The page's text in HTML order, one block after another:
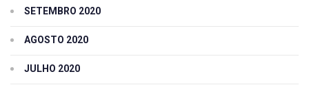
SETEMBRO 2020
AGOSTO 2020
JULHO 2020